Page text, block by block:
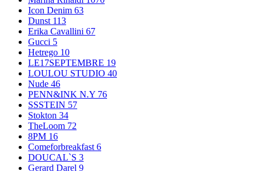
Icon Denim 63
Dunst 113
Erika Cavallini 67
Gucci 5
Hetrego 10
LE17SEPTEMBRE 19
LOULOU STUDIO 40
Nude 46
PENN&INK N.Y 76
SSSTEIN 57
Stokton 34
TheLoom 72
8PM 16
Comeforbreakfast 6
DOUCAL`S 3
Gerard Darel 9